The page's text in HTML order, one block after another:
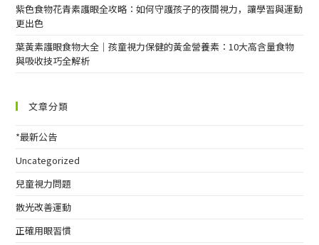
紫色食物花青素護眼全攻略：如何守護孩子的夜間視力，讓學習與運動
更出色
葉黃素護眼食物大全｜孩童視力保健的黃金營養素：10大高含量食物
與吸收技巧全解析
文章分類
*最新公告
Uncategorized
兒童視力問題
散光改善運動
正確用眼習慣